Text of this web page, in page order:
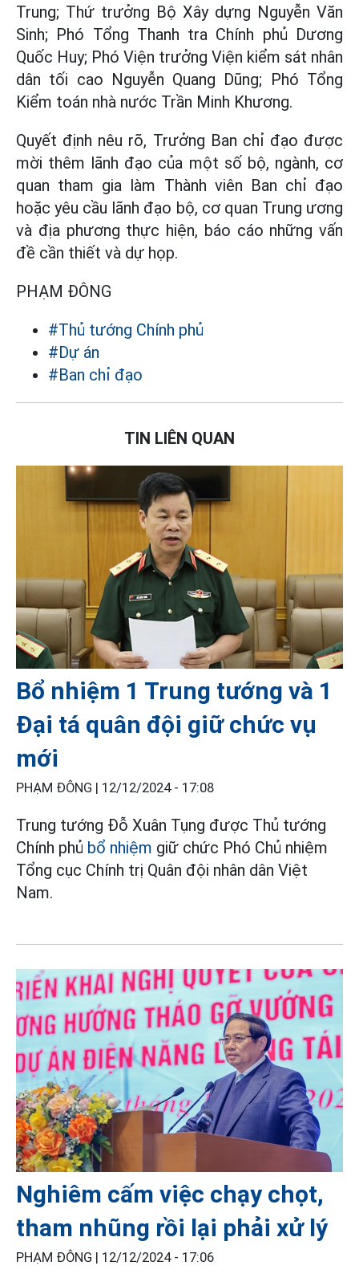
Trung; Thứ trưởng Bộ Xây dựng Nguyễn Văn
Sinh; Phó Tổng Thanh tra Chính phủ Dương
Quốc Huy; Phó Viện trưởng Viện kiểm sát nhân
dân tối cao Nguyễn Quang Dũng; Phó Tổng
Kiểm toán nhà nước Trần Minh Khương.
Quyết định nêu rõ, Trưởng Ban chỉ đạo được
mời thêm lãnh đạo của một số bộ, ngành, cơ
quan tham gia làm Thành viên Ban chỉ đạo
hoặc yêu cầu lãnh đạo bộ, cơ quan Trung ương
và địa phương thực hiện, báo cáo những vấn
đề cần thiết và dự họp.
PHẠM ĐÔNG
#Thủ tướng Chính phủ
#Dự án
#Ban chỉ đạo
TIN LIÊN QUAN
Bổ nhiệm 1 Trung tướng và 1
Đại tá quân đội giữ chức vụ
mới
PHẠM ĐÔNG | 12/12/2024 - 17:08
Trung tướng Đỗ Xuân Tụng được Thủ tướng
Chính phủ bổ nhiệm giữ chức Phó Chủ nhiệm
Tổng cục Chính trị Quân đội nhân dân Việt
Nam.
Nghiêm cấm việc chạy chọt,
tham nhũng rồi lại phải xử lý
PHẠM ĐÔNG | 12/12/2024 - 17:06